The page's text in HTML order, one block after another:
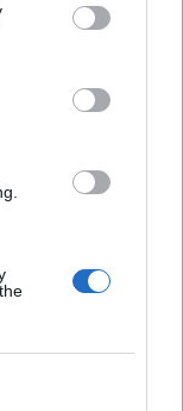
για
τα δικά σου
χαμένοι.